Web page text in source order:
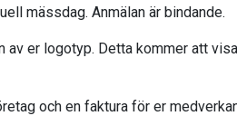
mässdag. Anmälan är bindande.
er logotyp. Detta kommer att
och en faktura för er